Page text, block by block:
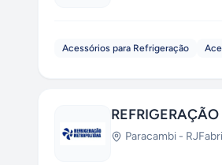
Acessórios para Refrigeração
Paracambi - RJ